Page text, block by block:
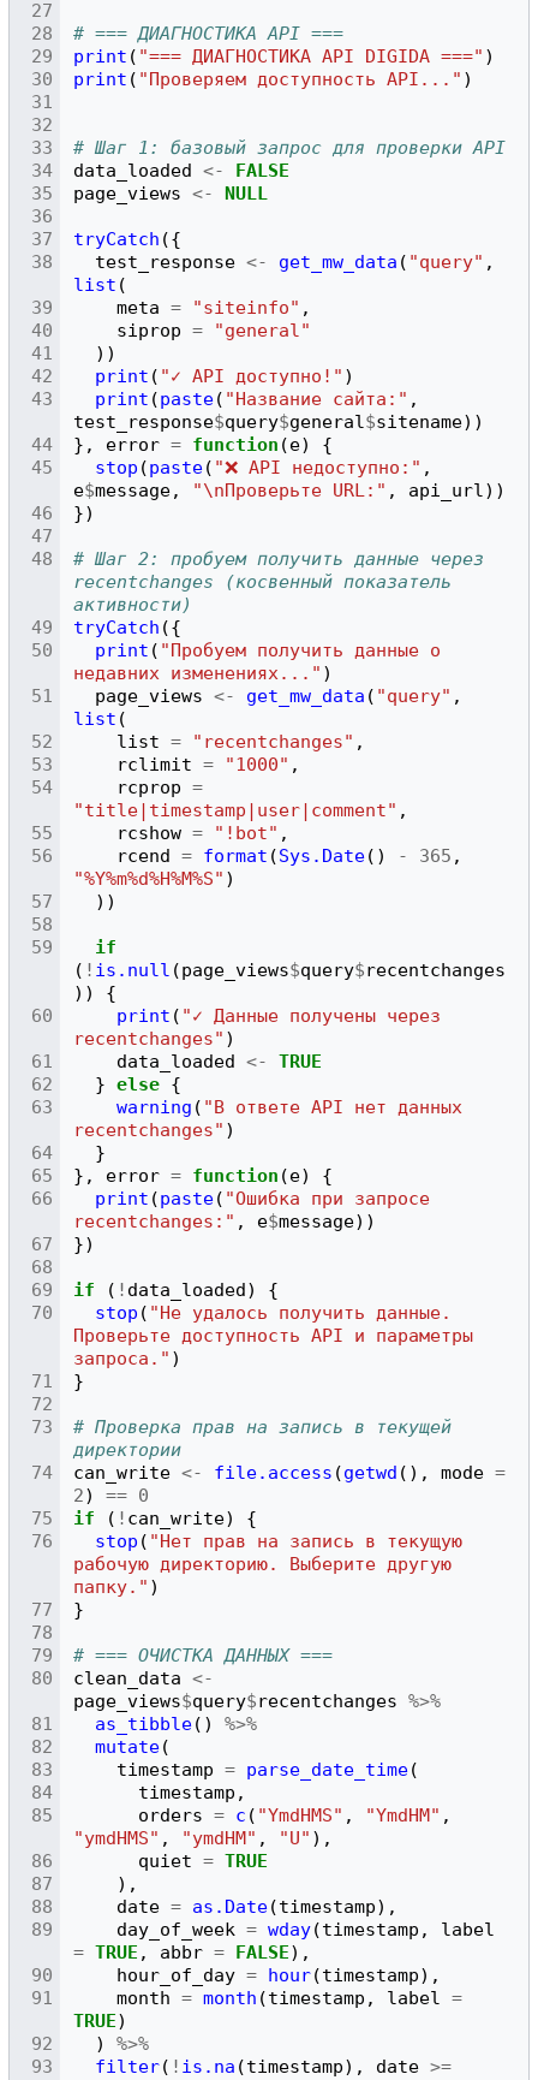
# === ДИАГНОСТИКА API ===
print ( "=== ДИАГНОСТИКА API DIGIDA ===" )
print ( "Проверяем доступность API..." )
# Шаг 1: базовый запрос для проверки API
data_loaded <-
FALSE
page_views <- NULL
tryCatch ({
test_response <- get_mw_data ( "query" ,
list (
meta = "siteinfo" ,
siprop =
"general"
))
print ( "✓ API доступно!" )
print (paste( "Название сайта:" ,
test_response$query$general $sitename))
},
error = function (e)
{
stop (paste( "❌ API недоступно:" ,
e$message, "\nПроверьте URL:" , api_url ))
})
# Шаг 2: пробуем получить данные через
recentchanges (косвенный показатель
активности)
tryCatch ({
print ( "Пробуем получить данные о
недавних изменениях..." )
page_views <- get_mw_data ( "query" ,
list (
list = "recentchanges" ,
rclimit = "1000" ,
rcprop =
"title|timestamp|user|comment" ,
rcshow = "!bot" ,
rcend = format (Sys.Date() - 365 ,
"%Y%m%d%H%M%S" )
))
if
( ! is.null (page_views$query$recentchanges
))
{
print ( "✓ Данные получены через
recentchanges" )
data_loaded <-
TRUE
} else {
warning ( "В ответе API нет данных
recentchanges" )
}
},
error = function (e)
{
print (paste( "Ошибка при запросе
recentchanges:" , e$message))
})
if ( ! data_loaded)
{
stop ( "Не удалось получить данные.
Проверьте доступность API и параметры
запроса." )
}
# Проверка прав на запись в текущей
директории
can_write <- file.access (getwd (), mode =
2) == 0
if
( ! can_write)
{
stop ( "Нет прав на запись в текущую
рабочую директорию. Выберите другую
папку." )
}
# === ОЧИСТКА ДАННЫХ ===
clean_data <-
page_views$query$recentchanges %>%
as_tibble()
%>%
mutate(
timestamp = parse_date_time(
timestamp ,
orders = c ( "YmdHMS" , "YmdHM" ,
"ymdHMS" , "ymdHM" , "U" ),
quiet = TRUE
),
date = as.Date(timestamp),
day_of_week = wday(timestamp ,
label
= TRUE , abbr = FALSE),
hour_of_day = hour(timestamp),
month = month (timestamp , label
=
TRUE)
)
%>%
filter( ! is.na (timestamp), date >=